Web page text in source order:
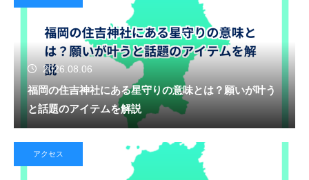
2026.08.06
福岡の住吉神社にある星守りの意味とは？願いが叶う
と話題のアイテムを解説
アクセス